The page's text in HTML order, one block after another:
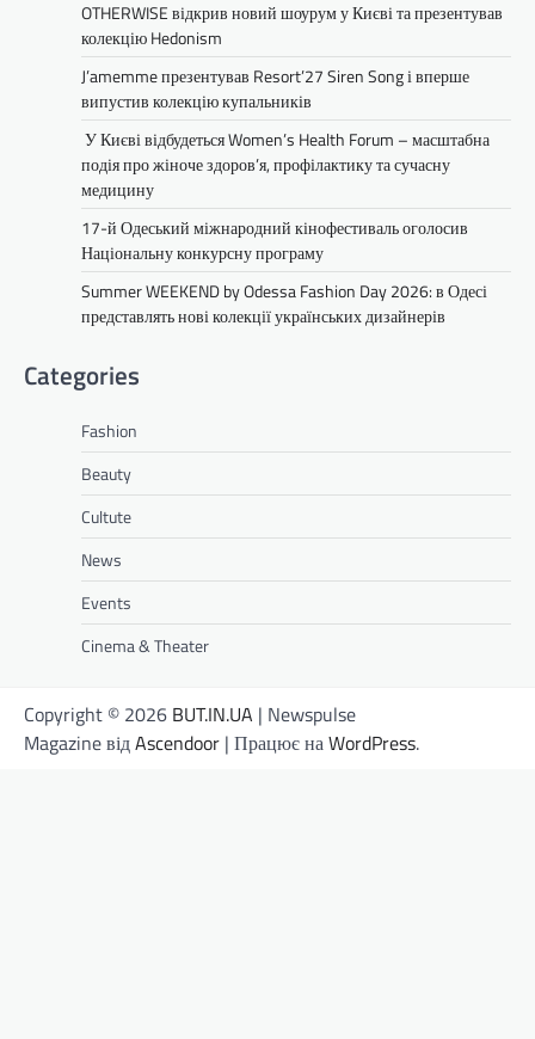
OTHERWISE відкрив новий шоурум у Києві та презентував
колекцію Hedonism
J’amemme презентував Resort’27 Siren Song і вперше
випустив колекцію купальників
У Києві відбудеться Women’s Health Forum – масштабна
подія про жіноче здоров’я, профілактику та сучасну
медицину
17-й Одеський міжнародний кінофестиваль оголосив
Національну конкурсну програму
Summer WEEKEND by Odessa Fashion Day 2026: в Одесі
представлять нові колекції українських дизайнерів
Categories
Fashion
Beauty
Cultute
News
Events
Cinema & Theater
Copyright © 2026 BUT.IN.UA | Newspulse
Magazine відAscendoor | Працює наWordPress.